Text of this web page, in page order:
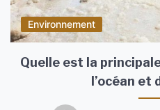
Environnement
Quelle est la
l’océan et